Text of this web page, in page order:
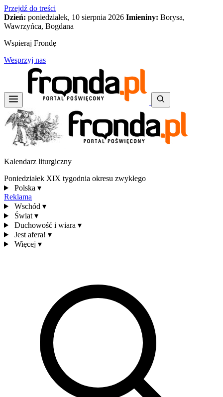
Przejdź do treści
Dzień: poniedziałek, 10 sierpnia 2026 Imieniny: Borysa,
Wawrzyńca, Bogdana
Wspieraj Frondę
Wesprzyj nas
Kalendarz liturgiczny
Poniedziałek XIX tygodnia okresu zwykłego
Polska ▾
Reklama
Wschód ▾
Świat ▾
Duchowość i wiara ▾
Jest afera! ▾
Więcej ▾